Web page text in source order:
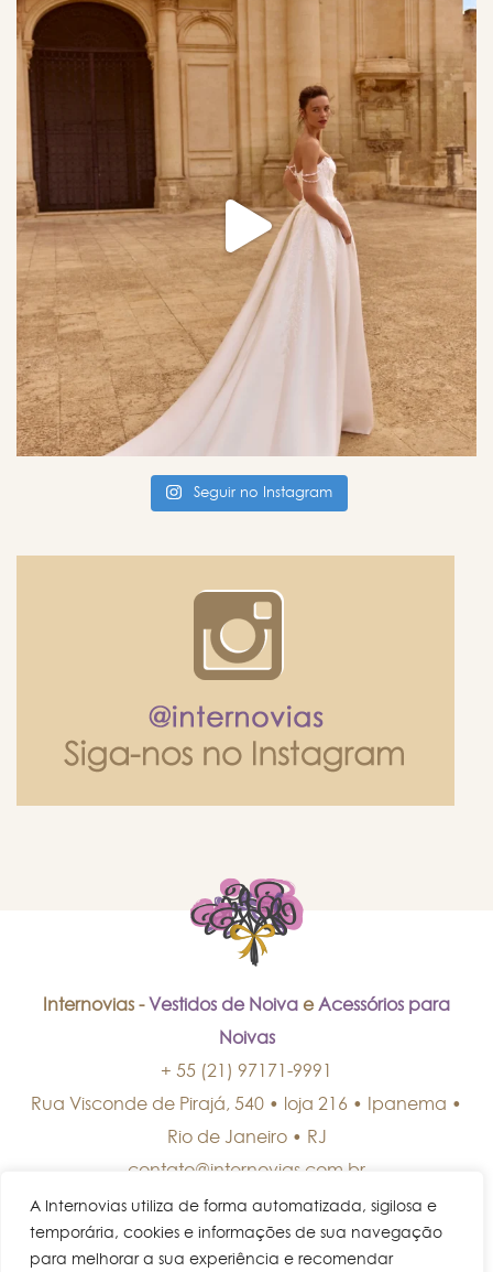
A Internovias utiliza de forma automatizada, sigilosa e
temporária, cookies e informações de sua navegação
para melhorar a sua experiência e recomendar
Seguir no Instagram
Internovias - Vestidos de Noiva e Acessórios para
Noivas
+ 55 (21) 97171-9991
Rua Visconde de Pirajá, 540 • loja 216 • Ipanema •
Rio de Janeiro• RJ
contato@internovias.com.br